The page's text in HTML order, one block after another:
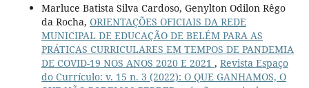
Marluce Batista Silva Cardoso, Genylton Odilon Rêgo
da Rocha, ORIENTAÇÕES OFICIAIS DA REDE
MUNICIPAL DE EDUCAÇÃO DE BELÉM PARA AS
PRÁTICAS CURRICULARES EM TEMPOS DE PANDEMIA
DE COVID-19 NOS ANOS 2020 E 2021 , Revista Espaço
do Currículo: v. 15 n. 3 (2022): O QUE GANHAMOS, O